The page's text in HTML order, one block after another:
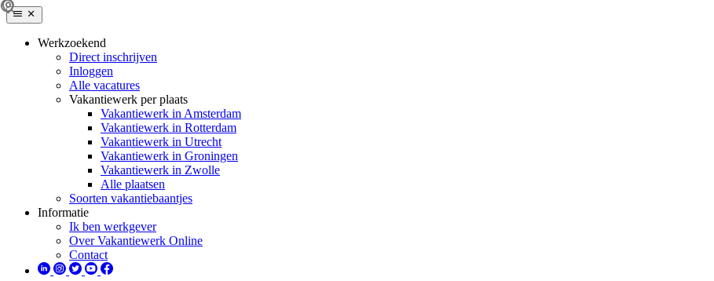
Werkzoekend
Direct inschrijven
Inloggen
Alle vacatures
Vakantiewerk per plaats
Vakantiewerk in Amsterdam
Vakantiewerk in Rotterdam
Vakantiewerk in Utrecht
Vakantiewerk in Groningen
Vakantiewerk in Zwolle
Alle plaatsen
Soorten vakantiebaantjes
Informatie
Ik ben werkgever
Over Vakantiewerk Online
Contact